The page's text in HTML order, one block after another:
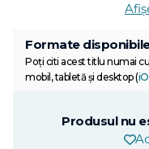
Formate
Poți citi acest titlu numai
mobil, tabletă și desktop (
Produsul nu